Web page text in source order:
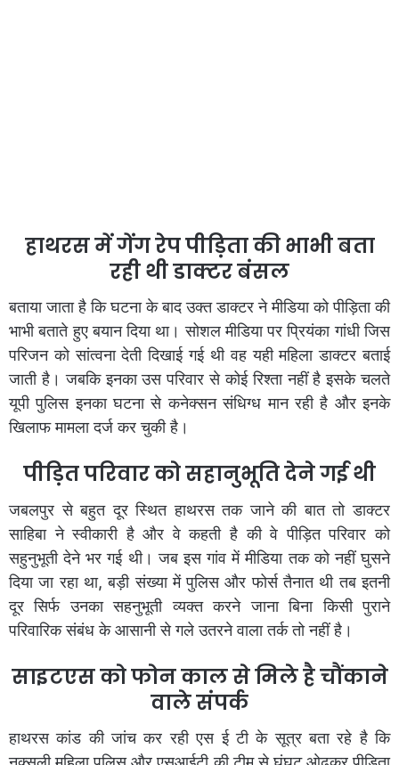
हाथरस में गेंग रेप पीड़िता की भाभी बता
रही थी डाक्टर बंसल
बताया जाता है कि घटना के बाद उक्त डाक्टर ने मीडिया को पीड़िता की
भाभी बताते हुए बयान दिया था। सोशल मीडिया पर प्रियंका गांधी जिस
परिजन को सांत्वना देती दिखाई गई थी वह यही महिला डाक्टर बताई
जाती है। जबकि इनका उस परिवार से कोई रिश्ता नहीं है इसके चलते
यूपी पुलिस इनका घटना से कनेक्सन संधिग्ध मान रही है और इनके
खिलाफ मामला दर्ज कर चुकी है।
पीड़ित परिवार को सहानुभूति देने गई थी
जबलपुर से बहुत दूर स्थित हाथरस तक जाने की बात तो डाक्टर
साहिबा ने स्वीकारी है और वे कहती है की वे पीड़ित परिवार को
सहुनुभूती देने भर गई थी। जब इस गांव में मीडिया तक को नहीं घुसने
दिया जा रहा था, बड़ी संख्या में पुलिस और फोर्स तैनात थी तब इतनी
दूर सिर्फ उनका सहनुभूती व्यक्त करने जाना बिना किसी पुराने
परिवारिक संबंध के आसानी से गले उतरने वाला तर्क तो नहीं है।
साइटएस को फोन काल से मिले है चौंकाने
वाले संपर्क
हाथरस कांड की जांच कर रही एस ई टी के सूत्र बता रहे है कि